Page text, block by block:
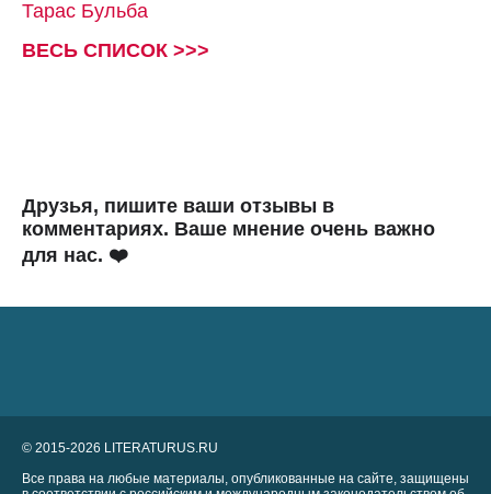
Тарас Бульба
ВЕСЬ СПИСОК >>>
Друзья, пишите ваши отзывы в
комментариях. Ваше мнение очень важно
для нас. ❤️
© 2015-2026 LITERATURUS.RU
Все права на любые материалы, опубликованные на сайте, защищены